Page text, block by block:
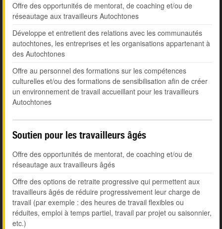
Offre des opportunités de mentorat, de coaching et/ou de
réseautage aux travailleurs Autochtones
Développe et entretient des relations avec les communautés
autochtones, les entreprises et les organisations appartenant à
des Autochtones
Offre au personnel des formations sur les compétences
culturelles et/ou des formations de sensibilisation afin de créer
un environnement de travail accueillant pour les travailleurs
Autochtones
Soutien pour les travailleurs âgés
Offre des opportunités de mentorat, de coaching et/ou de
réseautage aux travailleurs âgés
Offre des options de retraite progressive qui permettent aux
travailleurs âgés de réduire progressivement leur charge de
travail (par exemple : des heures de travail flexibles ou
réduites, emploi à temps partiel, travail par projet ou saisonnier,
etc.)